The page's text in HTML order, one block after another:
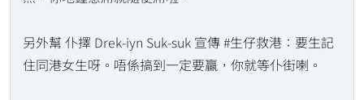
另外幫 仆擇 Drek-iyn Suk-suk 宣傳 #生仔救港：要生記
住同港女生呀。唔係搞到一定要贏，你就等仆街喇。